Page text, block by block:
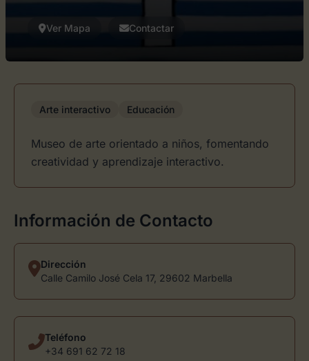
Ver Mapa Contactar
Arte interactivo Educación
Museo de arte orientado a niños, fomentando
creatividad y aprendizaje interactivo.
Información de Contacto
Dirección
Calle Camilo José Cela 17, 29602 Marbella
Teléfono
+34 691 62 72 18